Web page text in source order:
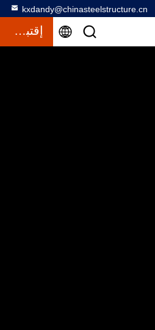
kxdandy@chinasteelstructure.cn
إقتباس